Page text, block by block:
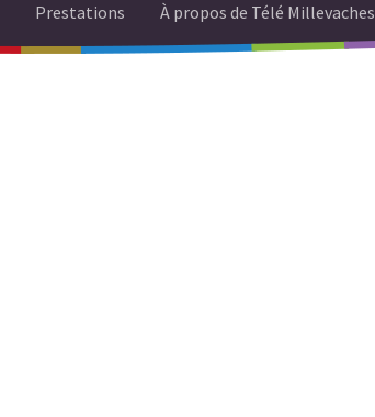
Prestations À propos de Télé Millevaches